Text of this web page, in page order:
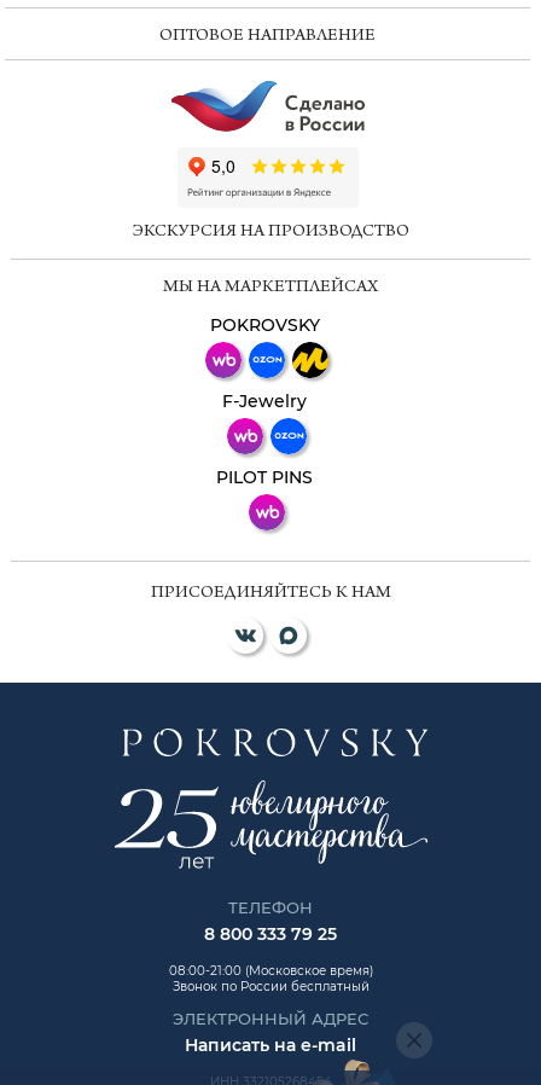
ОПТОВОЕ НАПРАВЛЕНИЕ
ЭКСКУРСИЯ НА ПРОИЗВОДСТВО
МЫ НА МАРКЕТПЛЕЙСАХ
POKROVSKY
F-Jewelry
PILOT PINS
ПРИСОЕДИНЯЙТЕСЬ К НАМ
ТЕЛЕФОН
8 800 333 79 25
08:00-21:00 (Московское время)
Звонок по России бесплатный
ЭЛЕКТРОННЫЙ АДРЕС
Написать на e-mail
ИНН 332105268454